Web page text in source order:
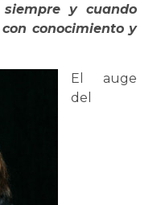
y cuando
conocimiento y
El auge
del